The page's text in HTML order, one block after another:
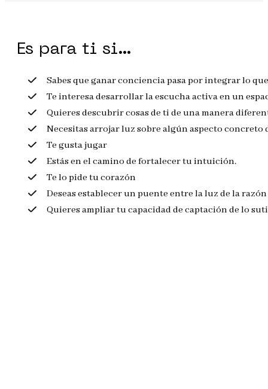
Es para ti si…
Sabes que ganar conciencia pasa por integrar lo
Te interesa desarrollar la escucha activa en un
Quieres descubrir cosas de ti de una manera
Necesitas arrojar luz sobre algún aspecto concreto
Te gusta jugar
Estás en el camino de fortalecer tu intuición.
Te lo pide tu corazón
Deseas establecer un puente entre la luz de la
Quieres ampliar tu capacidad de captación de lo